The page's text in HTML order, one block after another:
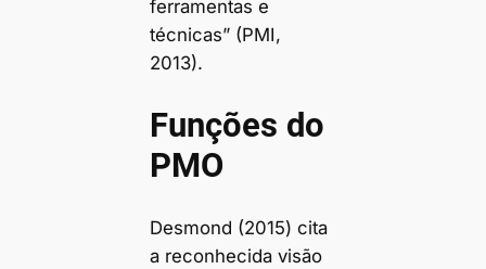
ferramentas e
técnicas” (PMI,
2013).
Funções do
PMO
Desmond (2015) cita
a reconhecida visão